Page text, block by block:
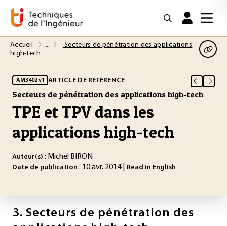
Accueil
Secteurs de pénétration des applications
high-tech
AM3402 v1 ARTICLE DE RÉFÉRENCE
Secteurs de pénétration des applications high-tech
TPE et TPV dans les
applications high-tech
Auteur(s) : Michel BIRON
Date de publication : 10 avr. 2014 | Read in English
3. Secteurs de pénétration des